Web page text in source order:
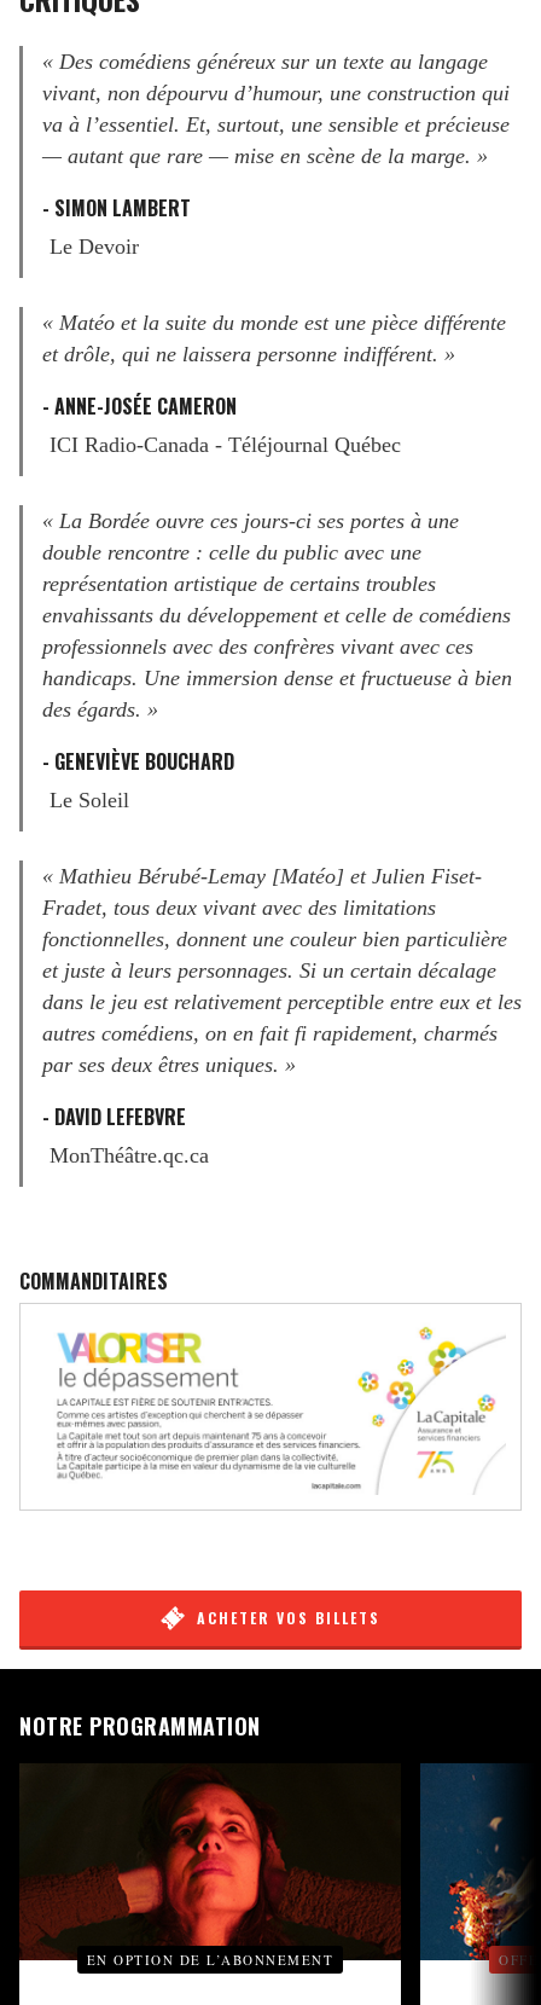
« Des comédiens généreux sur un texte au langage
vivant, non dépourvu d’humour, une construction qui
va à l’essentiel. Et, surtout, une sensible et précieuse
— autant que rare — mise en scène de la marge. »
- SIMON LAMBERT
Le Devoir
« Matéo et la suite du monde est une pièce différente
et drôle, qui ne laissera personne indifférent. »
- ANNE-JOSÉE CAMERON
ICI Radio-Canada - Téléjournal Québec
« La Bordée ouvre ces jours-ci ses portes à une
double rencontre : celle du public avec une
représentation artistique de certains troubles
envahissants du développement et celle de comédiens
professionnels avec des confrères vivant avec ces
handicaps. Une immersion dense et fructueuse à bien
des égards. »
- GENEVIÈVE BOUCHARD
Le Soleil
« Mathieu Bérubé-Lemay [Matéo] et Julien Fiset-
Fradet, tous deux vivant avec des limitations
fonctionnelles, donnent une couleur bien particulière
et juste à leurs personnages. Si un certain décalage
dans le jeu est relativement perceptible entre eux et les
autres comédiens, on en fait fi rapidement, charmés
par ses deux êtres uniques. »
- DAVID LEFEBVRE
MonThéâtre.qc.ca
COMMANDITAIRES
ACHETER VOS BILLETS
NOTRE PROGRAMMATION
EN OPTION DE L’ABONNEMENT